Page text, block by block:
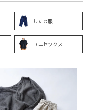
したの服
ユニセックス